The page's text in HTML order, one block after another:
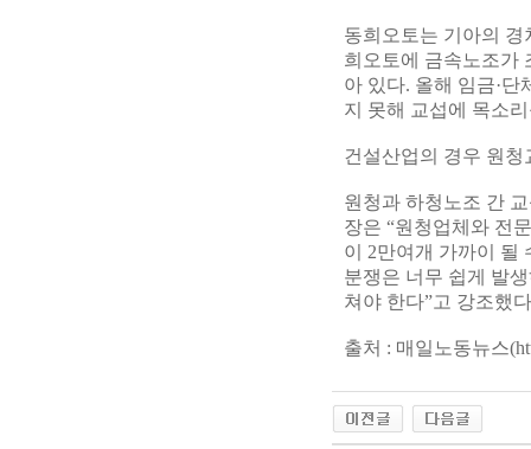
동희오토는 기아의 경
희오토에 금속노조가
아 있다. 올해 임금·
지 못해 교섭에 목소
건설산업의 경우 원청
원청과 하청노조 간
장은 “원청업체와 전
이 2만여개 가까이 될
분쟁은 너무 쉽게 발
쳐야 한다”고 강조했
출처 : 매일노동뉴스(